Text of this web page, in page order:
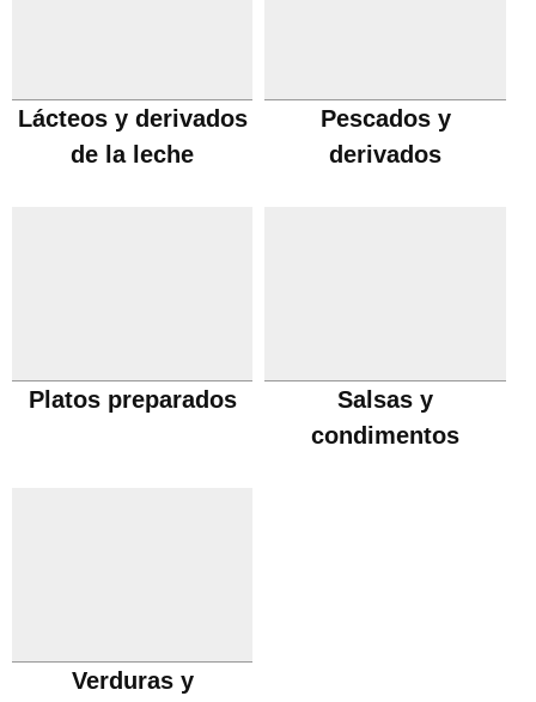
Lácteos y derivados
de la leche
Pescados y
derivados
Platos preparados
Salsas y
condimentos
Verduras y